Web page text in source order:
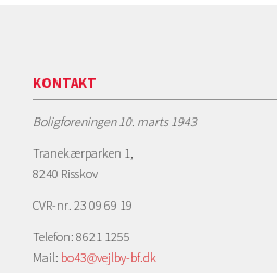
KONTAKT
Boligforeningen 10. marts 1943
Tranekærparken 1,
8240 Risskov
CVR-nr. 23 09 69 19
Telefon: 8621 1255
Mail: bo43@vejlby-bf.dk